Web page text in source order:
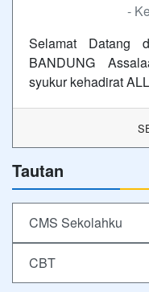
-
Selamat Datang
BANDUNG
syukur kehadirat
Tautan
CMS Sekolahku
CBT